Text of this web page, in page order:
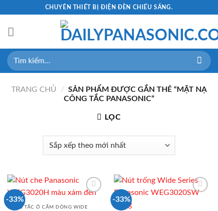
content
CHUYÊN THIẾT BỊ ĐIỆN ĐÈN CHIẾU SÁNG.
Tìm
kiếm:
TRANG CHỦ / SẢN PHẨM ĐƯỢC GẮN THẺ “MẶT NẠ
CÔNG TẮC PANASONIC”
LỌC
-33%
CÔNG TẮC Ổ CẮM DÒNG WIDE
-33%